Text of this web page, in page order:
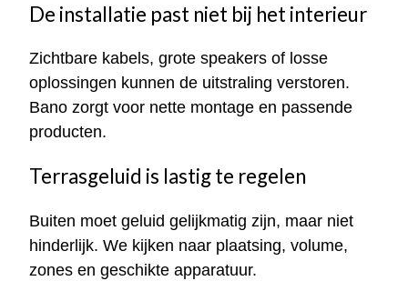
De installatie past niet bij het interieur
Zichtbare kabels, grote speakers of losse
oplossingen kunnen de uitstraling verstoren.
Bano zorgt voor nette montage en passende
producten.
Terrasgeluid is lastig te regelen
Buiten moet geluid gelijkmatig zijn, maar niet
hinderlijk. We kijken naar plaatsing, volume,
zones en geschikte apparatuur.